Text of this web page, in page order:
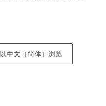
以中文（简体）浏览